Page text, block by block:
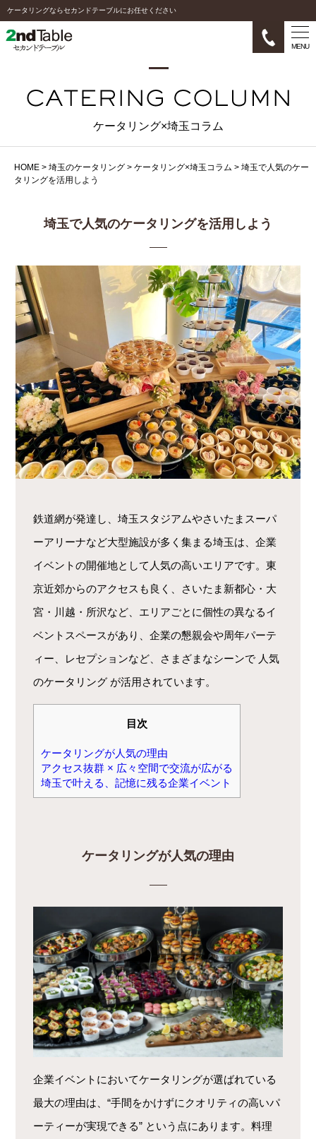
ケータリングならセカンドテーブルにお任せください
MENU
ケータリング×埼玉コラム
HOME > 埼玉のケータリング > ケータリング×埼玉コラム > 埼玉で人気のケー
タリングを活用しよう
埼玉で人気のケータリングを活用しよう
鉄道網が発達し、埼玉スタジアムやさいたまスーパ
ーアリーナなど大型施設が多く集まる埼玉は、企業
イベントの開催地として人気の高いエリアです。東
京近郊からのアクセスも良く、さいたま新都心・大
宮・川越・所沢など、エリアごとに個性の異なるイ
ベントスペースがあり、企業の懇親会や周年パーテ
ィー、レセプションなど、さまざまなシーンで 人気
のケータリング が活用されています。
目次
ケータリングが人気の理由
アクセス抜群 × 広々空間で交流が広がる
埼玉で叶える、記憶に残る企業イベント
ケータリングが人気の理由
企業イベントにおいてケータリングが選ばれている
最大の理由は、“手間をかけずにクオリティの高いパ
ーティーが実現できる” という点にあります。料理